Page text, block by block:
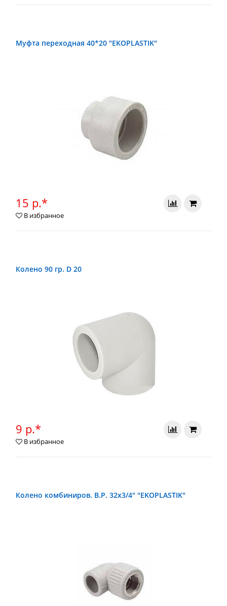
Муфта переходная 40*20 "EKOPLASTIK"
15 р.*
В избранное
Колено 90 гр. D 20
9 р.*
В избранное
Колено комбиниров. В.Р. 32х3/4" "EKOPLASTIK"